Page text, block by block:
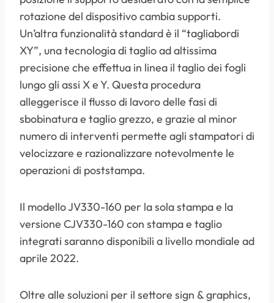
rotazione del dispositivo cambia supporti.
Un’altra funzionalità standard è il “tagliabordi
XY”, una tecnologia di taglio ad altissima
precisione che effettua in linea il taglio dei fogli
lungo gli assi X e Y. Questa procedura
alleggerisce il flusso di lavoro delle fasi di
sbobinatura e taglio grezzo, e grazie al minor
numero di interventi permette agli stampatori di
velocizzare e razionalizzare notevolmente le
operazioni di poststampa.
Il modello JV330-160 per la sola stampa e la
versione CJV330-160 con stampa e taglio
integrati saranno disponibili a livello mondiale ad
aprile 2022.
Oltre alle soluzioni per il settore sign & graphics,